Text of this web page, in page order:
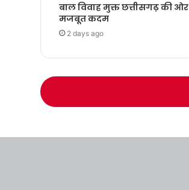
बाल विवाह मुक्त छत्तीसगढ़ की ओर
मजबूत कदम
2 days ago